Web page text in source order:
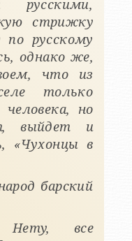
русскими,
стрижку
русскому
однако же,
что из
только
человека, но
выйдет и
«Чухонцы в
барский
все